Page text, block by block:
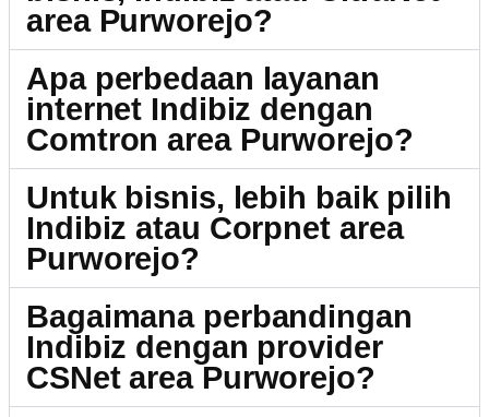
area Purworejo?
Apa perbedaan layanan
internet Indibiz dengan
Comtron area Purworejo?
Untuk bisnis, lebih baik pilih
Indibiz atau Corpnet area
Purworejo?
Bagaimana perbandingan
Indibiz dengan provider
CSNet area Purworejo?